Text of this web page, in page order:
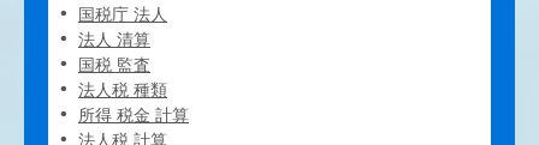
国税庁 法人
法人 清算
国税 監査
法人税 種類
所得 税金 計算
法人税 計算